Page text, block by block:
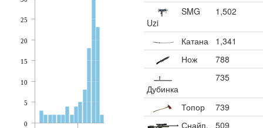
0
5
10
15
20
25
SMG
Uzi
1,502
Катана
1,341
Нож
788
Дубинка
735
Топор
739
Снайп.
509